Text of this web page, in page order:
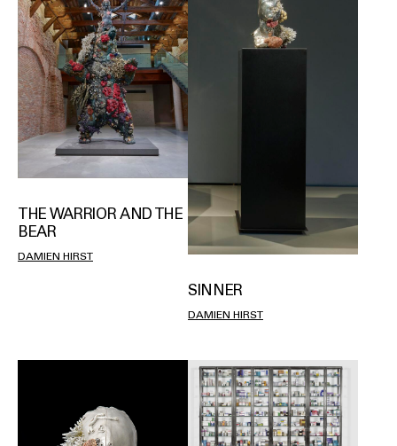
THE WARRIOR AND THE
BEAR
DAMIEN HIRST
SINNER
DAMIEN HIRST